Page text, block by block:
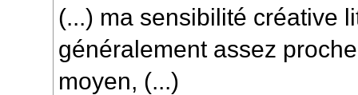
(...) ma sensibilité créative
généralement assez
moyen, (...)